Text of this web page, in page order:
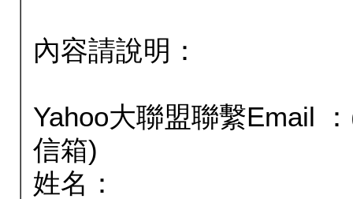
內容請說明：
Yahoo大聯盟聯繫Email
信箱)
姓名：